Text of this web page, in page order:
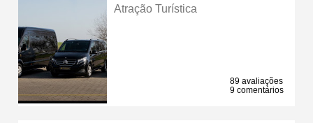
Atração Turística
89 avaliações
9 comentários